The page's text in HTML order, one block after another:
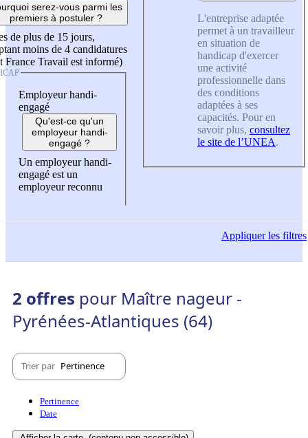
serez-vous parmi les
premiers à postuler ?
de plus de 15 jours,
moins de 4 candidatures
France Travail est informé)
Employeur handi-
engagé
Qu'est-ce qu'un
employeur handi-
engagé ?
Un employeur handi-
engagé est un
employeur reconnu
L'entreprise adaptée
permet à un travailleur
en situation de
handicap d'exercer
une activité
professionnelle dans
des conditions
adaptées à ses
capacités. Pour en
savoir plus, consultez
le site de l’UNEA.
Appliquerles filtres
2 offres pour Maître nageur -
Pyrénées-Atlantiques (64)
Trier par Pertinence
Pertinence
Date